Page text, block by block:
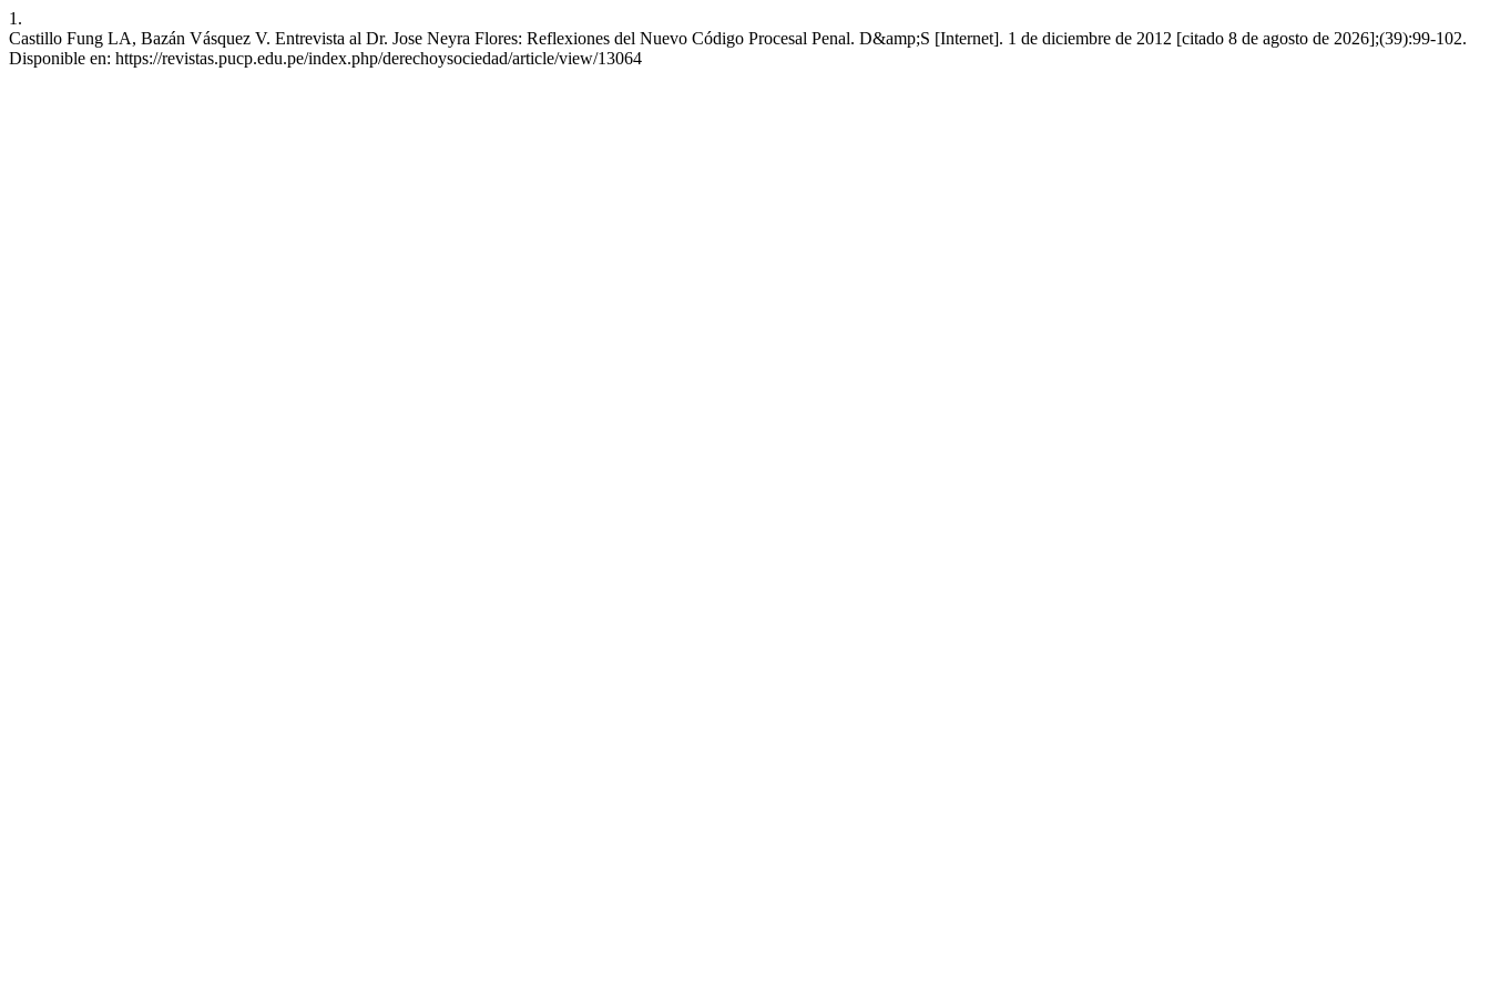
1.
Castillo Fung LA, Bazán Vásquez V. Entrevista al Dr. Jose Neyra Flores: Reflexiones del Nuevo Código Procesal Penal. D&amp;S [Internet]. 1 de diciembre de 2012 [citado 8 de agosto de 2026];(39):99-102.
Disponible en: https://revistas.pucp.edu.pe/index.php/derechoysociedad/article/view/13064